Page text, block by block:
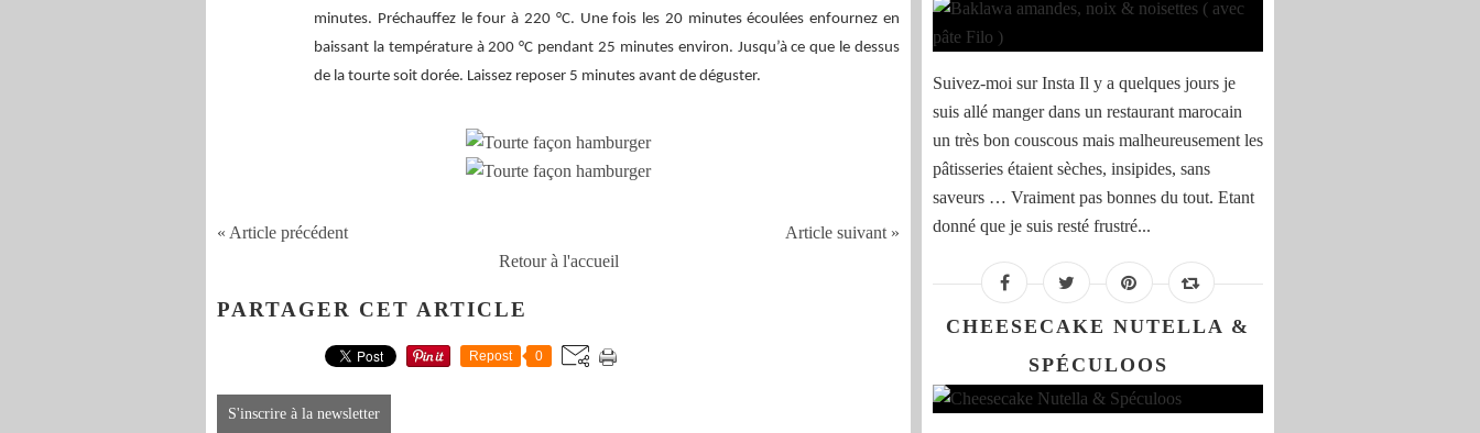
minutes. Préchauffez le four à 220 °C. Une fois les 20 minutes écoulées enfournez en
baissant la température à 200 °C pendant 25 minutes environ. Jusqu’à ce que le dessus
de la tourte soit dorée. Laissez reposer 5 minutes avant de déguster.
« Article précédent
Article suivant »
Retour à l'accueil
PARTAGER CET ARTICLE
Repost 0
S'inscrire à la newsletter
Suivez-moi sur Insta Il y a quelques jours je
suis allé manger dans un restaurant marocain
un très bon couscous mais malheureusement les
pâtisseries étaient sèches, insipides, sans
saveurs … Vraiment pas bonnes du tout. Etant
donné que je suis resté frustré...
CHEESECAKE NUTELLA &
SPÉCULOOS